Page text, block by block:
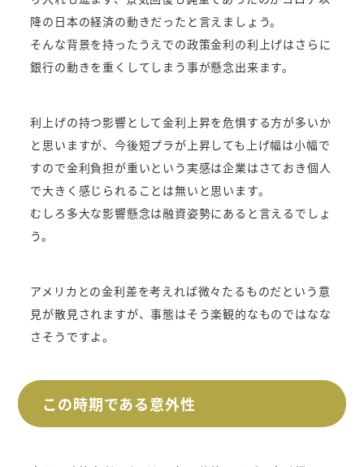
降の日本の経済の動きだったと言えましょう。
そんな背景を持ったうえでの政策金利の利上げはさらに
銀行の動きを重くしてしまう事が懸念出来ます。
利上げの持つ影響として金利上昇を危惧する方が多いか
と思いますが、今後短プラが上昇しても上げ幅は小幅で
すので金利負担が重いという実感は企業はさておき個人
で大きく感じられることは無いと思います。
むしろ多大な影響懸念は融資姿勢にあると言えるでしょ
う。
アメリカとの金利差を考えれば微々たるものだという意
見が散見されますが、事態はそう楽観的なものではなな
さそうですよ。
この時期である意外性